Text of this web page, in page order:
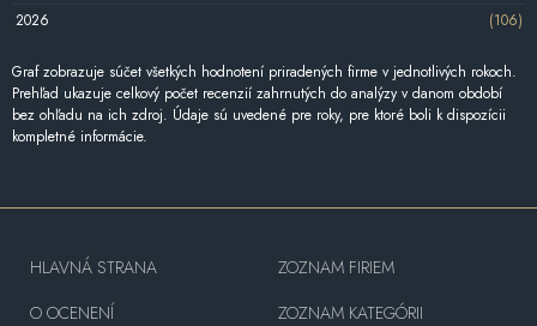
2026
(106)
Graf zobrazuje súčet všetkých hodnotení priradených firme v jednotlivých rokoch.
Prehľad ukazuje celkový počet recenzií zahrnutých do analýzy v danom období
bez ohľadu na ich zdroj. Údaje sú uvedené pre roky, pre ktoré boli k dispozícii
kompletné informácie.
HLAVNÁ STRANA
O OCENENÍ
ZOZNAM FIRIEM
ZOZNAM KATEGÓRII